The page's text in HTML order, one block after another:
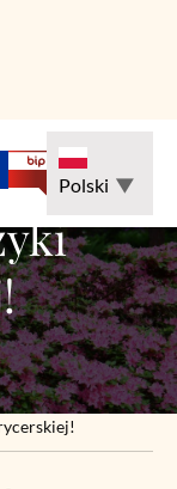
Polski ▼